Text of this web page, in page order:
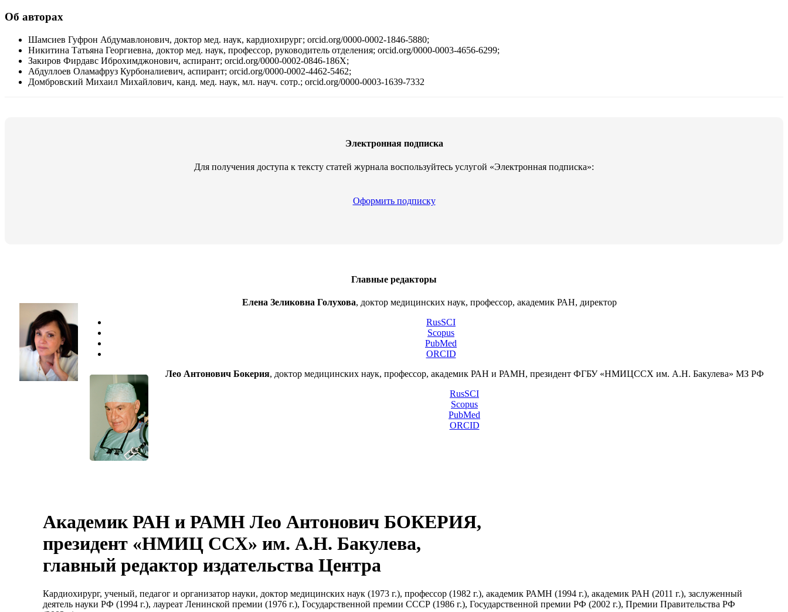
Об авторах
Шамсиев Гуфрон Абдумавлонович, доктор мед. наук, кардиохирург; orcid.org/0000-0002-1846-5880;
Никитина Татьяна Георгиевна, доктор мед. наук, профессор, руководитель отделения; orcid.org/0000-0003-4656-6299;
Закиров Фирдавс Иброхимджонович, аспирант; orcid.org/0000-0002-0846-186X;
Абдуллоев Оламафруз Курбоналиевич, аспирант; orcid.org/0000-0002-4462-5462;
Домбровский Михаил Михайлович, канд. мед. наук, мл. науч. сотр.; orcid.org/0000-0003-1639-7332
Электронная подписка
Для получения доступа к тексту статей журнала воспользуйтесь услугой «Электронная подписка»:
Оформить подписку
Главные редакторы
Елена Зеликовна Голухова, доктор медицинских наук, профессор, академик РАН, директор
RusSCI
Scopus
PubMed
ORCID
Лео Антонович Бокерия, доктор медицинских наук, профессор, академик РАН и РАМН, президент ФГБУ «НМИЦССХ им. А.Н. Бакулева» МЗ РФ
RusSCI
Scopus
PubMed
ORCID
Академик РАН и РАМН Лео Антонович БОКЕРИЯ,
президент «НМИЦ ССХ» им. А.Н. Бакулева,
главный редактор издательства Центра
Кардиохирург, ученый, педагог и организатор науки, доктор медицинских наук (1973 г.), профессор (1982 г.), академик РАМН (1994 г.), академик РАН (2011 г.), заслуженный
деятель науки РФ (1994 г.), лауреат Ленинской премии (1976 г.), Государственной премии СССР (1986 г.), Государственной премии РФ (2002 г.), Премии Правительства РФ